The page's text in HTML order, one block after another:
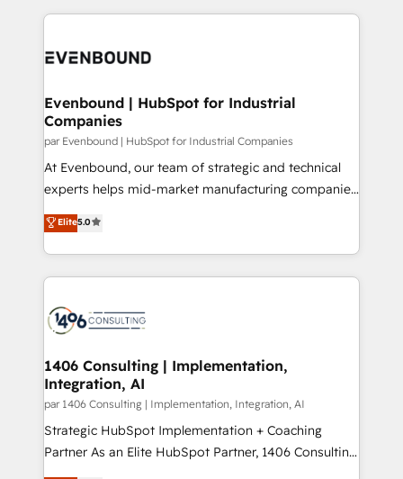
DX × AI推進のPMO伴走支援 複数部門をまたぐDX×AI変
の統合・浸透・変革管理を実行します。 ▸ CMS戦略設
計・構築：リード獲得・CVR・SEOを前提にした情報設
提供。 ▸ 既存CRM・MAからの移行支援：Salesforce・
Marketo・Pardot等からの移行、カスタム設計、履歴
データ移行と活用設計まで。 ▸ AEO対応：ChatGPT・
か？ ✓ HubSpot Eliteパートナー認定 ✓ HubSpotアワ
ード受賞・HUGリーダー ✓ ISO27001:2022 /
ISO9001:2015 取得 ✓ 400社以上の導入実績 ✓
状整理の壁打ちなど、構想段階からお気軽にお問い合わ
せください。
experiences. To us, technology is more than just
and—most importantly—simple. That’s why we lean
products and strategies that actually make a
difference.
Evenbound | HubSpot for Industrial
Companies
par Evenbound | HubSpot for Industrial Companies
At Evenbound, our team of strategic and technical
experts helps mid-market manufacturing companies
achieve real growth. We specialize in delivering
tailored solutions that drive results by leveraging
HubSpot’s platform and data to fuel success.
Technical Solutions: - HubSpot Technical Consulting -
Onboarding - Data Migration & Integrations -
Technical Audit & Optimization Strategic Solutions: -
Revenue Operations - Inbound Marketing -
Outbound Marketing - HubSpot CMS Website
Design & Development We empower our clients to
reach their full potential by providing transparent,
relationship-driven support. With over 300 HubSpot
Elite5.0
1406 Consulting | Implementation,
Integration, AI
par 1406 Consulting | Implementation, Integration, AI
Strategic HubSpot Implementation + Coaching
Partner As an Elite HubSpot Partner, 1406 Consulting
helps mid-market revenue teams transform how